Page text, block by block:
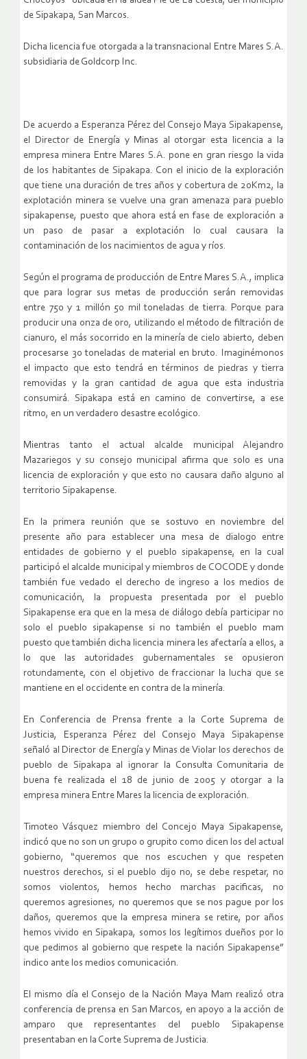
de Sipakapa, San Marcos.
Dicha licencia fue otorgada a la transnacional Entre Mares S.A.
subsidiaria de Goldcorp Inc.
De acuerdo a Esperanza Pérez del Consejo Maya Sipakapense,
el Director de Energía y Minas al otorgar esta licencia a la
empresa minera Entre Mares S.A. pone en gran riesgo la vida
de los habitantes de Sipakapa. Con el inicio de la exploración
que tiene una duración de tres años y cobertura de 20Km2, la
explotación minera se vuelve una gran amenaza para pueblo
sipakapense, puesto que ahora está en fase de exploración a
un paso de pasar a explotación lo cual causara la
contaminación de los nacimientos de agua y ríos.
Según el programa de producción de Entre Mares S.A., implica
que para lograr sus metas de producción serán removidas
entre 750 y 1 millón 50 mil toneladas de tierra. Porque para
producir una onza de oro, utilizando el método de filtración de
cianuro, el más socorrido en la minería de cielo abierto, deben
procesarse 30 toneladas de material en bruto. Imaginémonos
el impacto que esto tendrá en términos de piedras y tierra
removidas y la gran cantidad de agua que esta industria
consumirá. Sipakapa está en camino de convertirse, a ese
ritmo, en un verdadero desastre ecológico.
Mientras tanto el actual alcalde municipal Alejandro
Mazariegos y su consejo municipal afirma que solo es una
licencia de exploración y que esto no causara daño alguno al
territorio Sipakapense.
En la primera reunión que se sostuvo en noviembre del
presente año para establecer una mesa de dialogo entre
entidades de gobierno y el pueblo sipakapense, en la cual
participó el alcalde municipal y miembros de COCODE y donde
también fue vedado el derecho de ingreso a los medios de
comunicación, la propuesta presentada por el pueblo
Sipakapense era que en la mesa de diálogo debía participar no
solo el pueblo sipakapense si no también el pueblo mam
puesto que también dicha licencia minera les afectaría a ellos, a
lo que las autoridades gubernamentales se opusieron
rotundamente, con el objetivo de fraccionar la lucha que se
mantiene en el occidente en contra de la minería.
En Conferencia de Prensa frente a la Corte Suprema de
Justicia, Esperanza Pérez del Consejo Maya Sipakapense
señaló al Director de Energía y Minas de Violar los derechos de
pueblo de Sipakapa al ignorar la Consulta Comunitaria de
buena fe realizada el 18 de junio de 2005 y otorgar a la
empresa minera Entre Mares la licencia de exploración.
Timoteo Vásquez miembro del Concejo Maya Sipakapense,
indicó que no son un grupo o grupito como dicen los del actual
gobierno, “queremos que nos escuchen y que respeten
nuestros derechos, si el pueblo dijo no, se debe respetar, no
somos violentos, hemos hecho marchas pacificas, no
queremos agresiones, no queremos que se nos pague por los
daños, queremos que la empresa minera se retire, por años
hemos vivido en Sipakapa, somos los legítimos dueños por lo
que pedimos al gobierno que respete la nación Sipakapense”
indico ante los medios comunicación.
El mismo día el Consejo de la Nación Maya Mam realizó otra
conferencia de prensa en San Marcos, en apoyo a la acción de
amparo que representantes del pueblo Sipakapense
presentaban en la Corte Suprema de Justicia.